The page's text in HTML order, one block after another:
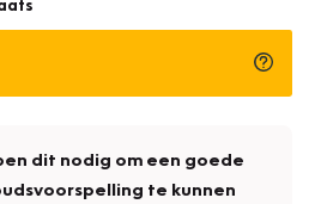
dit nodig om een goede
te kunnen